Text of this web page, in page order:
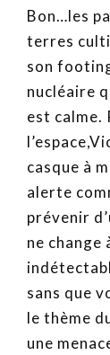
Bon…les
terres
son
nucléaire
est calme.
casque à
alerte
prévenir
ne change
sans que
le thème
une